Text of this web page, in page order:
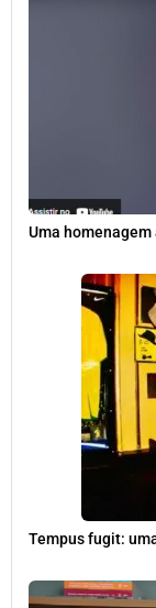
Uma
Tempus fugit: